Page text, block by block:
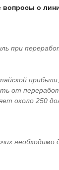
о
при
от
около 250
необходимо